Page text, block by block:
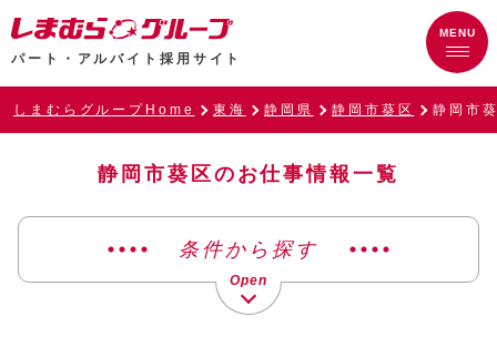
パート・アルバイト採用サイト
しまむらグループHome 東海 静岡県 静岡市葵区 静岡市
静岡市葵区のお仕事情報一覧
条件から探す